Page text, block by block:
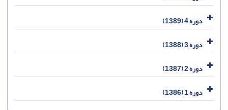
دوره 4 (1389)
دوره 3 (1388)
دوره 2 (1387)
دوره 1 (1386)